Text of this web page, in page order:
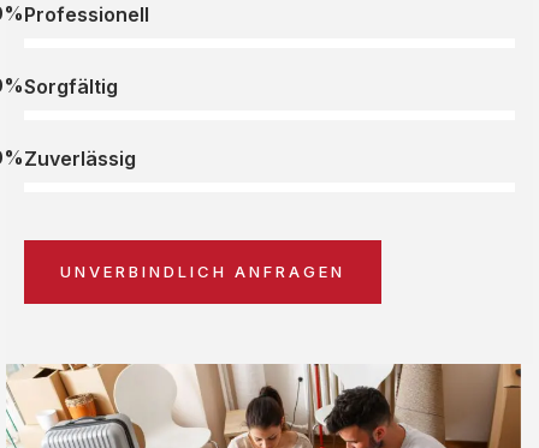
Professionell
Sorgfältig
Zuverlässig
UNVERBINDLICH ANFRAGEN